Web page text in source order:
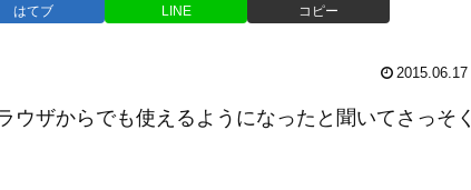
はてブ LINE コピー
2015.06.17
ザからでも使えるようになったと聞いてさっそく